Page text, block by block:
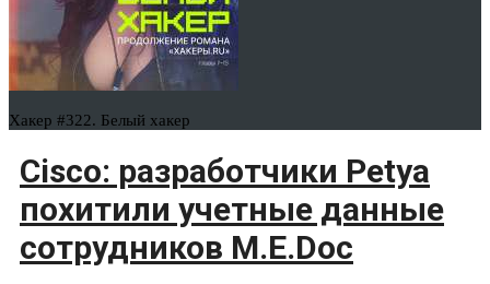
Хакер #322. Белый хакер
Cisco: разработчики Petya
похитили учетные данные
сотрудников M.E.Doc